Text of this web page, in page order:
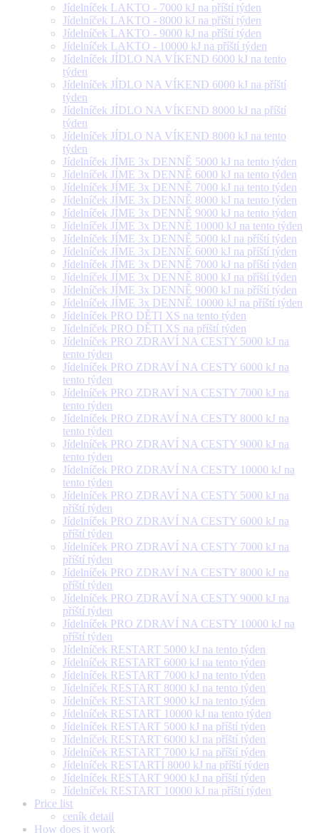
Jídelníček LAKTO - 7000 kJ na příští týden
Jídelníček LAKTO - 8000 kJ na příští týden
Jídelníček LAKTO - 9000 kJ na příští týden
Jídelníček LAKTO - 10000 kJ na příští týden
Jídelníček JÍDLO NA VÍKEND 6000 kJ na tento
týden
Jídelníček JÍDLO NA VÍKEND 6000 kJ na příští
týden
Jídelníček JÍDLO NA VÍKEND 8000 kJ na příští
týden
Jídelníček JÍDLO NA VÍKEND 8000 kJ na tento
týden
Jídelníček JÍME 3x DENNĚ 5000 kJ na tento týden
Jídelníček JÍME 3x DENNĚ 6000 kJ na tento týden
Jídelníček JÍME 3x DENNĚ 7000 kJ na tento týden
Jídelníček JÍME 3x DENNĚ 8000 kJ na tento týden
Jídelníček JÍME 3x DENNĚ 9000 kJ na tento týden
Jídelníček JÍME 3x DENNĚ 10000 kJ na tento týden
Jídelníček JÍME 3x DENNĚ 5000 kJ na příští týden
Jídelníček JÍME 3x DENNĚ 6000 kJ na příští týden
Jídelníček JÍME 3x DENNĚ 7000 kJ na příští týden
Jídelníček JÍME 3x DENNĚ 8000 kJ na příští týden
Jídelníček JÍME 3x DENNĚ 9000 kJ na příští týden
Jídelníček JÍME 3x DENNĚ 10000 kJ na příští týden
Jídelníček PRO DĚTI XS na tento týden
Jídelníček PRO DĚTI XS na příští týden
Jídelníček PRO ZDRAVÍ NA CESTY 5000 kJ na
tento týden
Jídelníček PRO ZDRAVÍ NA CESTY 6000 kJ na
tento týden
Jídelníček PRO ZDRAVÍ NA CESTY 7000 kJ na
tento týden
Jídelníček PRO ZDRAVÍ NA CESTY 8000 kJ na
tento týden
Jídelníček PRO ZDRAVÍ NA CESTY 9000 kJ na
tento týden
Jídelníček PRO ZDRAVÍ NA CESTY 10000 kJ na
tento týden
Jídelníček PRO ZDRAVÍ NA CESTY 5000 kJ na
příští týden
Jídelníček PRO ZDRAVÍ NA CESTY 6000 kJ na
příští týden
Jídelníček PRO ZDRAVÍ NA CESTY 7000 kJ na
příští týden
Jídelníček PRO ZDRAVÍ NA CESTY 8000 kJ na
příští týden
Jídelníček PRO ZDRAVÍ NA CESTY 9000 kJ na
příští týden
Jídelníček PRO ZDRAVÍ NA CESTY 10000 kJ na
příští týden
Jídelníček RESTART 5000 kJ na tento týden
Jídelníček RESTART 6000 kJ na tento týden
Jídelníček RESTART 7000 kJ na tento týden
Jídelníček RESTART 8000 kJ na tento týden
Jídelníček RESTART 9000 kJ na tento týden
Jídelníček RESTART 10000 kJ na tento týden
Jídelníček RESTART 5000 kJ na příští týden
Jídelníček RESTART 6000 kJ na příští týden
Jídelníček RESTART 7000 kJ na příští týden
Jídelníček RESTARTÍ 8000 kJ na příští týden
Jídelníček RESTART 9000 kJ na příští týden
Jídelníček RESTART 10000 kJ na příští týden
Price list
ceník detail
How does it work